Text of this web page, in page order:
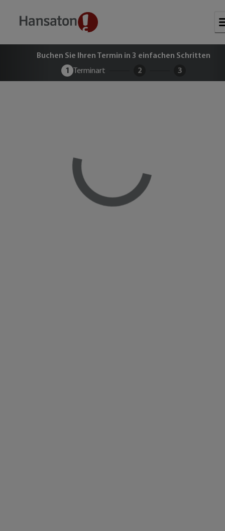
Buchen Sie Ihren kostenlosen
Buchen Sie Ihren Termin in 3 einfachen Schritten
1
Terminart 2 3
Loading...